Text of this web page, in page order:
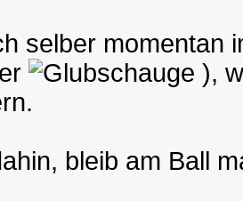
selber momentan
),
bleib am Ball